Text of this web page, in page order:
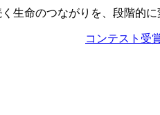
生命のつながりを、段階的に
コンテスト受